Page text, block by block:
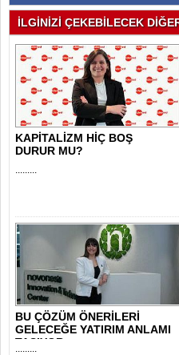
İLGİNİZİ ÇEKEBİLECEK
KAPİTALİZM HİÇ BOŞ
DURUR MU?
.........
BU ÇÖZÜM ÖNERİLERİ
GELECEĞE YATIRIM ANLAMI
TAŞIYOR
.........